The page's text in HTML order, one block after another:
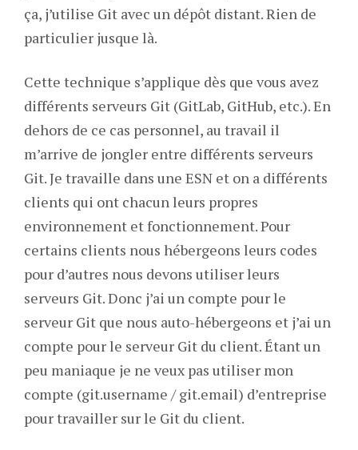
ça, j’utilise Git avec un dépôt distant. Rien de
particulier jusque là.
Cette technique s’applique dès que vous avez
différents serveurs Git (GitLab, GitHub, etc.). En
dehors de ce cas personnel, au travail il
m’arrive de jongler entre différents serveurs
Git. Je travaille dans une ESN et on a différents
clients qui ont chacun leurs propres
environnement et fonctionnement. Pour
certains clients nous hébergeons leurs codes
pour d’autres nous devons utiliser leurs
serveurs Git. Donc j’ai un compte pour le
serveur Git que nous auto-hébergeons et j’ai un
compte pour le serveur Git du client. Étant un
peu maniaque je ne veux pas utiliser mon
compte (git.username / git.email) d’entreprise
pour travailler sur le Git du client.